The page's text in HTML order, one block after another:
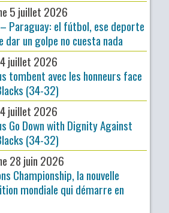
5 juillet 2026
Paraguay: el fútbol, ese deporte
dar un golpe no cuesta nada
juillet 2026
tombent avec les honneurs face
(34-32)
juillet 2026
Go Down with Dignity Against
(34-32)
28 juin 2026
Championship, la nouvelle
mondiale qui démarre en